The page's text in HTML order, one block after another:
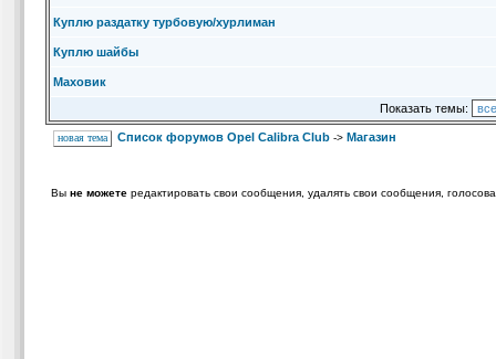
Куплю раздатку турбовую/хурлиман
Куплю шайбы
Маховик
Показать темы:
новая тема Список форумов Opel Calibra Club -> Магазин
Вы не можете редактировать свои сообщения, удалять свои сообщения,